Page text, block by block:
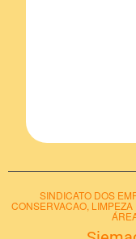
SINDICATO DOS
CONSERVACAO,